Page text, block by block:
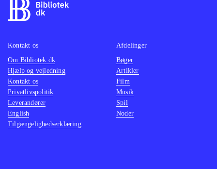
Kontakt os
Om Bibliotek.dk
Hjælp og vejledning
Kontakt os
Privatlivspolitik
Leverandører
English
Tilgængelighedserklæring
Afdelinger
Bøger
Artikler
Film
Musik
Spil
Noder